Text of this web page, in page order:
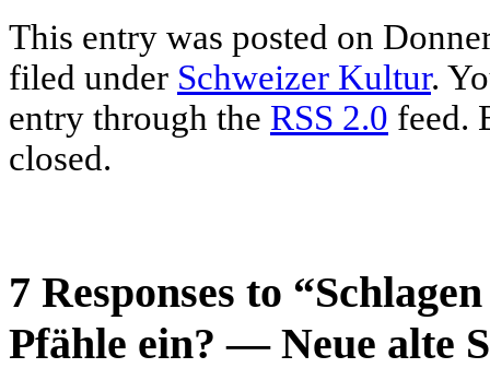
This entry was posted on
filed under Schweizer Kultur.
entry through the RSS 2.0 feed.
closed.
7 Responses to
Pfähle ein? — Neue alte